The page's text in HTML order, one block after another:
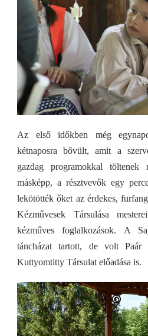
Az első időkben még
kétnaposra bővült, amit a
gazdag programokkal
másképp, a résztvevők egy
lekötötték őket az érdekes,
Kézművesek Társulása
kézműves foglalkozások. A
táncházat tartott, de volt Paár
Kuttyomtitty Társulat előadása is.